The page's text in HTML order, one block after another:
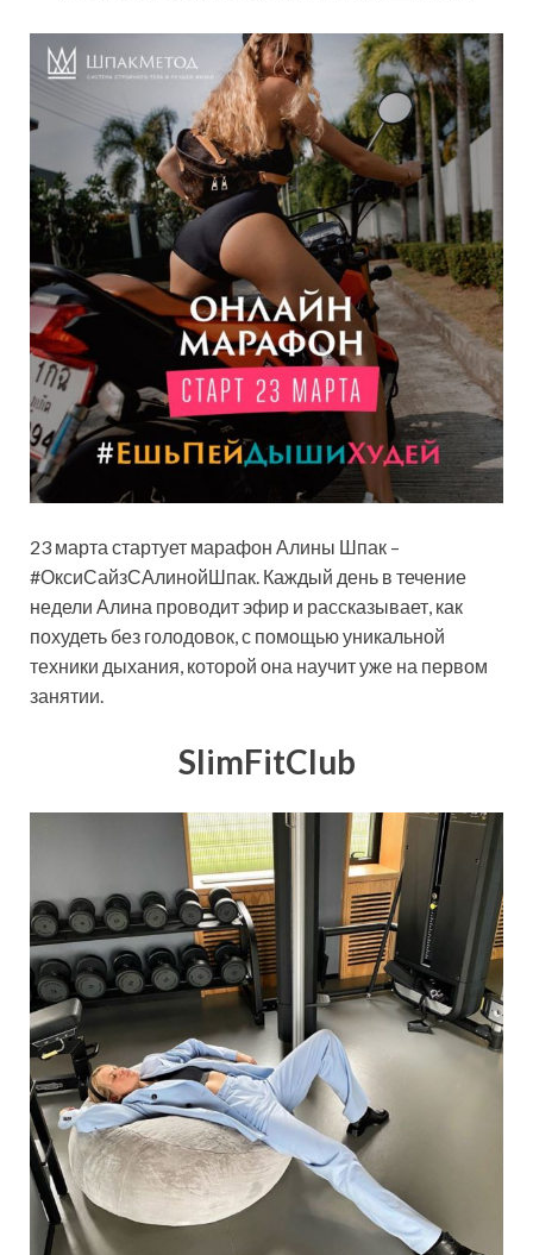
23 марта стартует марафон Алины Шпак –
#ОксиСайзСАлинойШпак. Каждый день в течение
недели Алина проводит эфир и рассказывает, как
похудеть без голодовок, с помощью уникальной
техники дыхания, которой она научит уже на первом
занятии.
SlimFitClub